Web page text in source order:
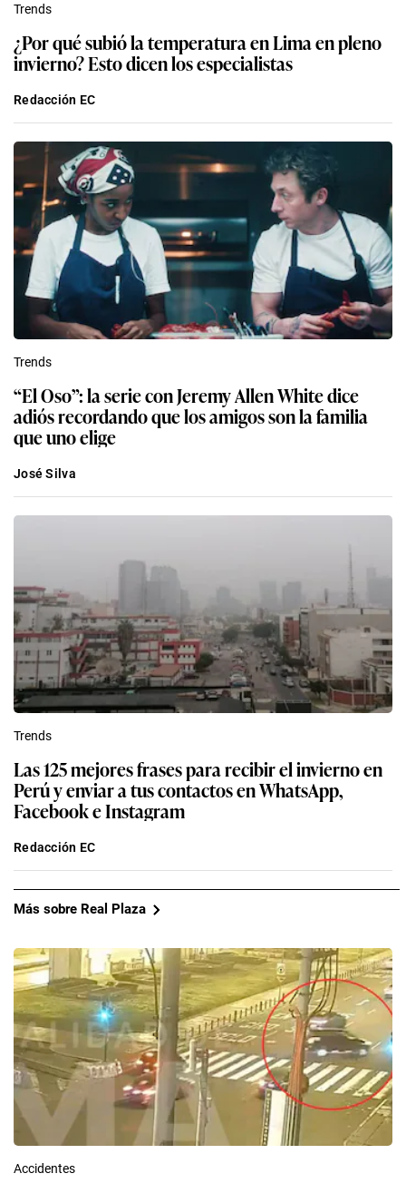
Trends
¿Por qué subió la temperatura en Lima en pleno
invierno? Esto dicen los especialistas
Redacción EC
Trends
“El Oso”: la serie con Jeremy Allen White dice
adiós recordando que los amigos son la familia
que uno elige
José Silva
Trends
Las 125 mejores frases para recibir el invierno en
Perú y enviar a tus contactos en WhatsApp,
Facebook e Instagram
Redacción EC
Más sobre Real Plaza
Accidentes